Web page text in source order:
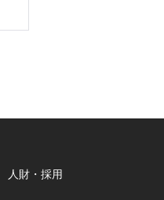
人財・採用